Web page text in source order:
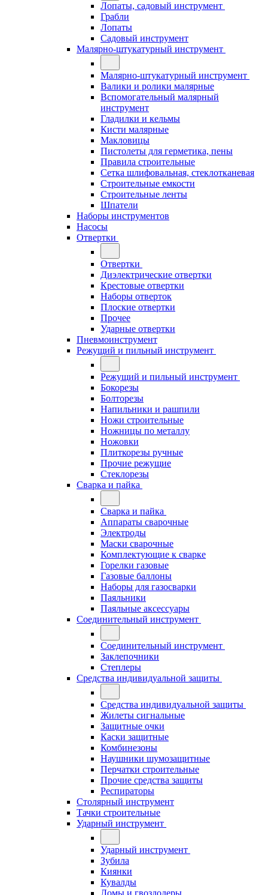
Лопаты, садовый инструмент
Грабли
Лопаты
Садовый инструмент
Малярно-штукатурный инструмент
Малярно-штукатурный инструмент
Валики и ролики малярные
Вспомогательный малярный
инструмент
Гладилки и кельмы
Кисти малярные
Макловицы
Пистолеты для герметика, пены
Правила строительные
Сетка шлифовальная, стеклотканевая
Строительные емкости
Строительные ленты
Шпатели
Наборы инструментов
Насосы
Отвертки
Отвертки
Диэлектрические отвертки
Крестовые отвертки
Наборы отверток
Плоские отвертки
Прочее
Ударные отвертки
Пневмоинструмент
Режущий и пильный инструмент
Режущий и пильный инструмент
Бокорезы
Болторезы
Напильники и рашпили
Ножи строительные
Ножницы по металлу
Ножовки
Плиткорезы ручные
Прочие режущие
Стеклорезы
Сварка и пайка
Сварка и пайка
Аппараты сварочные
Электроды
Маски сварочные
Комплектующие к сварке
Горелки газовые
Газовые баллоны
Наборы для газосварки
Паяльники
Паяльные аксессуары
Соединительный инструмент
Соединительный инструмент
Заклепочники
Степлеры
Средства индивидуальной защиты
Средства индивидуальной защиты
Жилеты сигнальные
Защитные очки
Каски защитные
Комбинезоны
Наушники шумозащитные
Перчатки строительные
Прочие средства защиты
Респираторы
Столярный инструмент
Тачки строительные
Ударный инструмент
Ударный инструмент
Зубила
Киянки
Кувалды
Ломы и гвоздодеры